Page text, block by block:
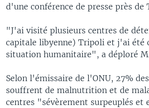
d'une conférence de presse près de
"J'ai visité plusieurs centres de
capitale libyenne) Tripoli et j'ai été
situation humanitaire", a déploré
Selon l'émissaire de l'ONU, 27%
souffrent de malnutrition et de
centres "sévèrement surpeuplés et